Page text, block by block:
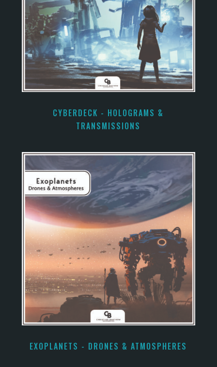
CYBERDECK - HOLOGRAMS &
TRANSMISSIONS
EXOPLANETS - DRONES & ATMOSPHERES